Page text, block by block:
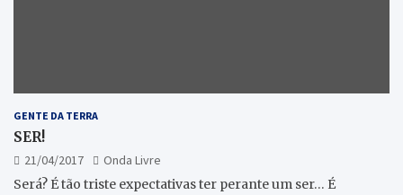
GENTE DA TERRA
SER!
21/04/2017
Onda Livre
Será? É tão triste expectativas ter perante um ser… É